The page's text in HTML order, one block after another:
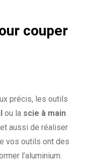
couper
précis, les outils
ou la scie à main
aussi de réaliser
vos outils ont des
l’aluminium.